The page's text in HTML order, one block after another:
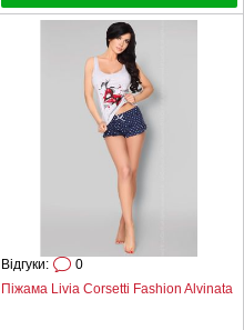
Піжама Livia Corsetti Fashion Alvinata
Відгуки: 0